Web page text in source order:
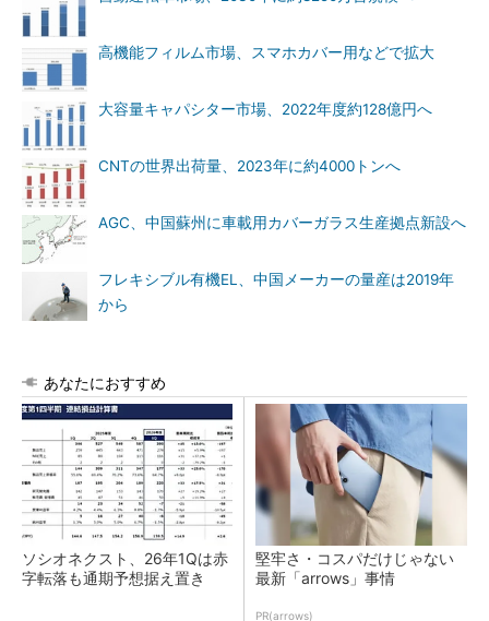
高機能フィルム市場、スマホカバー用などで拡大
大容量キャパシター市場、2022年度約128億円へ
CNTの世界出荷量、2023年に約4000トンへ
AGC、中国蘇州に車載用カバーガラス生産拠点新設へ
フレキシブル有機EL、中国メーカーの量産は2019年
から
あなたにおすすめ
ソシオネクスト、26年1Qは赤
字転落も通期予想据え置き
堅牢さ・コスパだけじゃない
最新「arrows」事情
PR(arrows)